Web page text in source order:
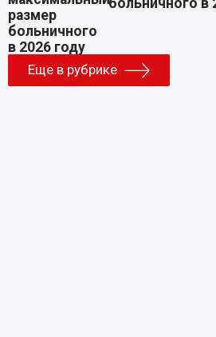
Еще в рубрике